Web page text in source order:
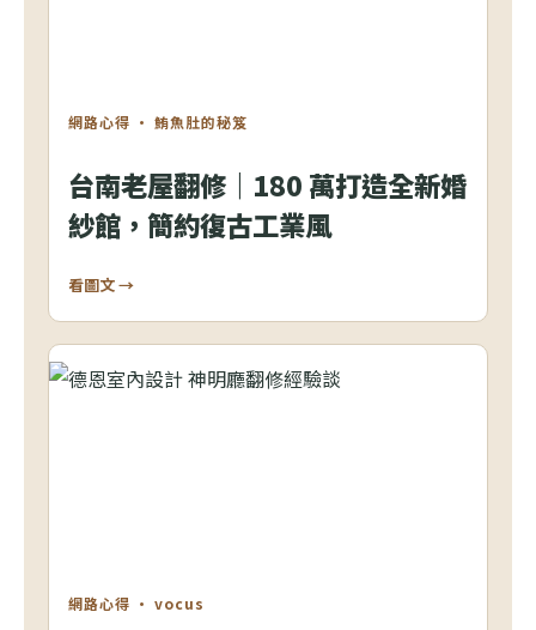
網路心得 · 鮪魚肚的秘笈
台南老屋翻修｜180 萬打造全新婚
紗館，簡約復古工業風
看圖文 →
網路心得 · vocus